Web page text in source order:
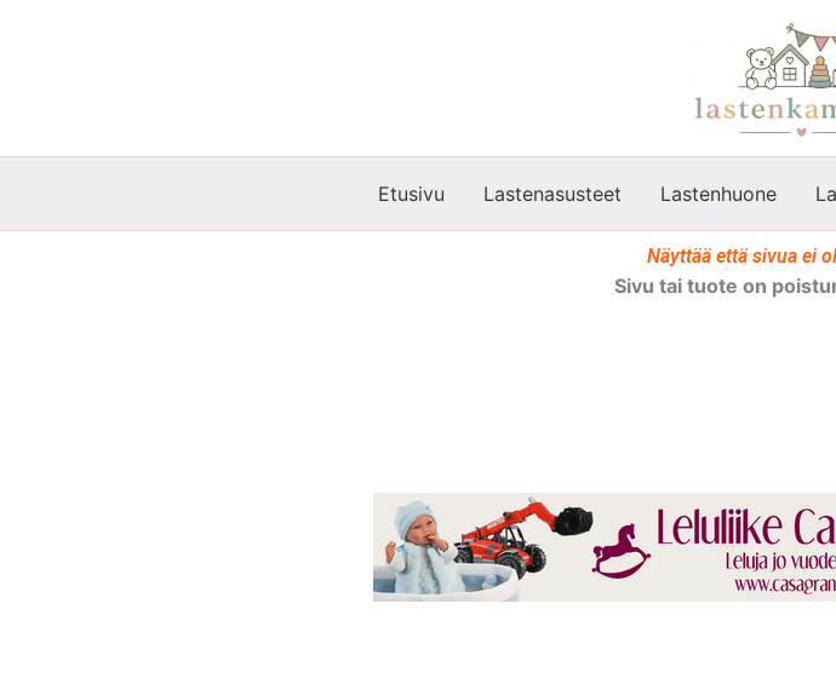
Etusivu Lastenasusteet Lastenhuone
Näyttää että sivua ei
Sivu tai tuote on